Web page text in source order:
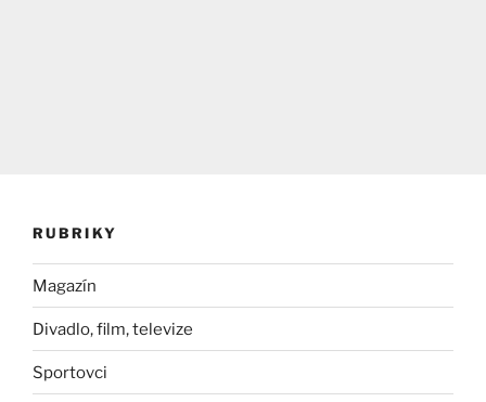
RUBRIKY
Magazín
Divadlo, film, televize
Sportovci